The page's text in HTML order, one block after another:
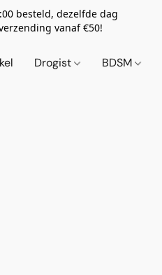
besteld, dezelfde dag
vanaf €50!
Drogist BDSM